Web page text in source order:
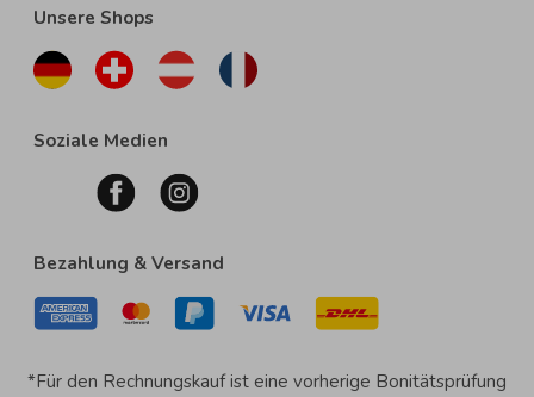
Unsere Shops
Soziale Medien
Bezahlung & Versand
*Für den Rechnungskauf ist eine vorherige Bonitätsprüfung